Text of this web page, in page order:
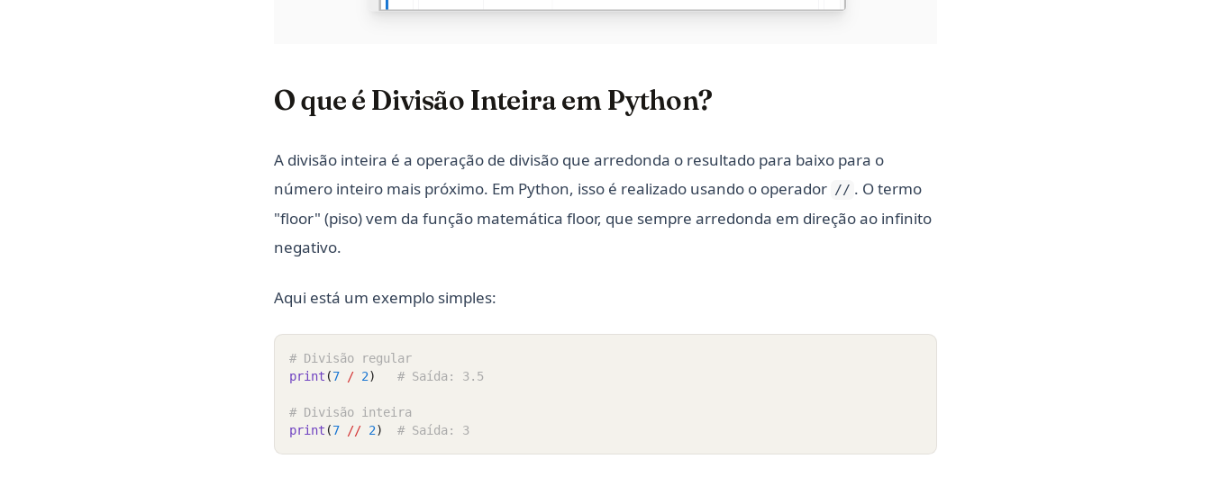
O que é Divisão Inteira em Python?
A divisão inteira é a operação de divisão que arredonda o resultado para baixo para o
número inteiro mais próximo. Em Python, isso é realizado usando o operador // . O termo
"floor" (piso) vem da função matemática floor, que sempre arredonda em direção ao infinito
negativo.
Aqui está um exemplo simples:
# Divisão regular
print (7 / 2) # Saída: 3.5
# Divisão inteira
print (7 // 2) # Saída: 3